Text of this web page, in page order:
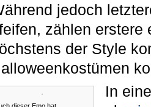
jedoch
zählen erstere
der Style
In